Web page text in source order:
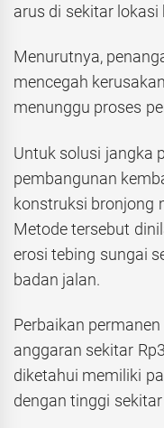
arus di sekitar lokasi
Menurutnya,
mencegah
menunggu proses
Untuk solusi jangka
pembangunan
konstruksi bronjong
Metode tersebut
erosi tebing sungai
badan jalan.
Perbaikan
anggaran sekitar
diketahui memiliki
dengan tinggi